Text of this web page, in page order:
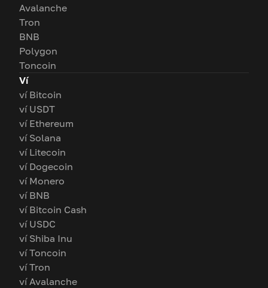
Avalanche
Tron
BNB
Polygon
Toncoin
Ví
ví Bitcoin
ví USDT
ví Ethereum
ví Solana
ví Litecoin
ví Dogecoin
ví Monero
ví BNB
ví Bitcoin Cash
ví USDC
ví Shiba Inu
ví Toncoin
ví Tron
ví Avalanche